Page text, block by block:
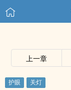
上一章